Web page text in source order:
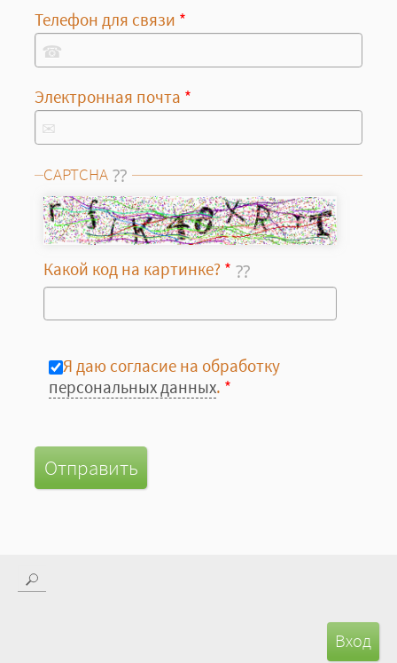
Телефон для связи *
☎
Электронная почта *
✉
CAPTCHA
Какой код на картинке? *
Я даю согласие на обработку
персональных данных. *
Форма поиска
Поиск